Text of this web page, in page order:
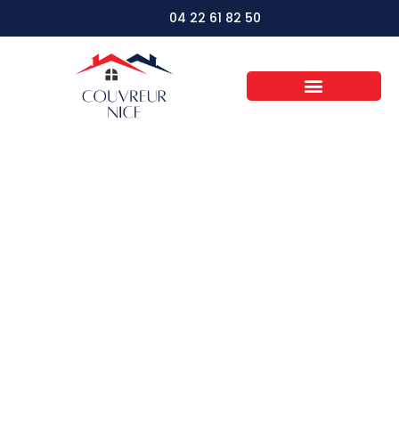
04 22 61 82 50